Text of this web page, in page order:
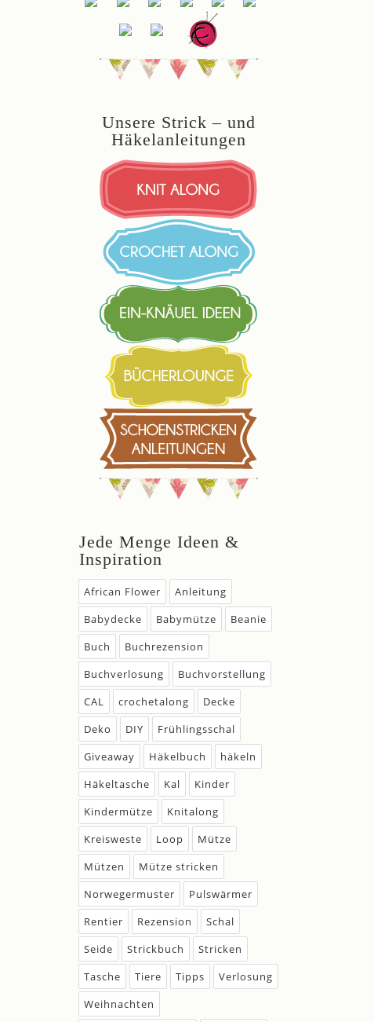
Unsere Strick – und
Häkelanleitungen
Jede Menge Ideen &
Inspiration
African Flower
Anleitung
Babydecke
Babymütze
Beanie
Buch
Buchrezension
Buchverlosung
Buchvorstellung
CAL
crochetalong
Decke
Deko
DIY
Frühlingsschal
Giveaway
Häkelbuch
häkeln
Häkeltasche
Kal
Kinder
Kindermütze
Knitalong
Kreisweste
Loop
Mütze
Mützen
Mütze stricken
Norwegermuster
Pulswärmer
Rentier
Rezension
Schal
Seide
Strickbuch
Stricken
Tasche
Tiere Tipps
Verlosung
Weihnachten